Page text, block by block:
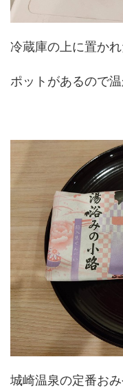
冷蔵庫の上に置かれ
ポットがあるので
城崎温泉の定番お